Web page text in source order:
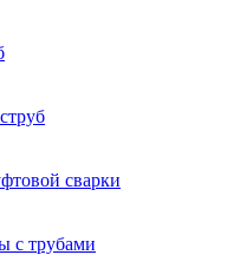
сварки
с трубами